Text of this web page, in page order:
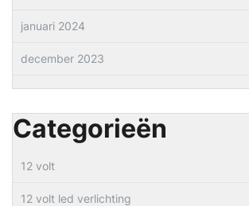
januari 2024
december 2023
Categorieën
12 volt
12 volt led verlichting